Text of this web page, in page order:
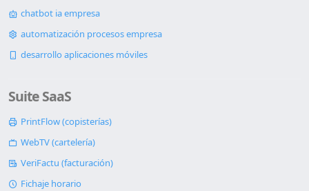
chatbot ia empresa
automatización procesos empresa
desarrollo aplicaciones móviles
Suite SaaS
PrintFlow (copisterías)
WebTV (cartelería)
VeriFactu (facturación)
Fichaje horario